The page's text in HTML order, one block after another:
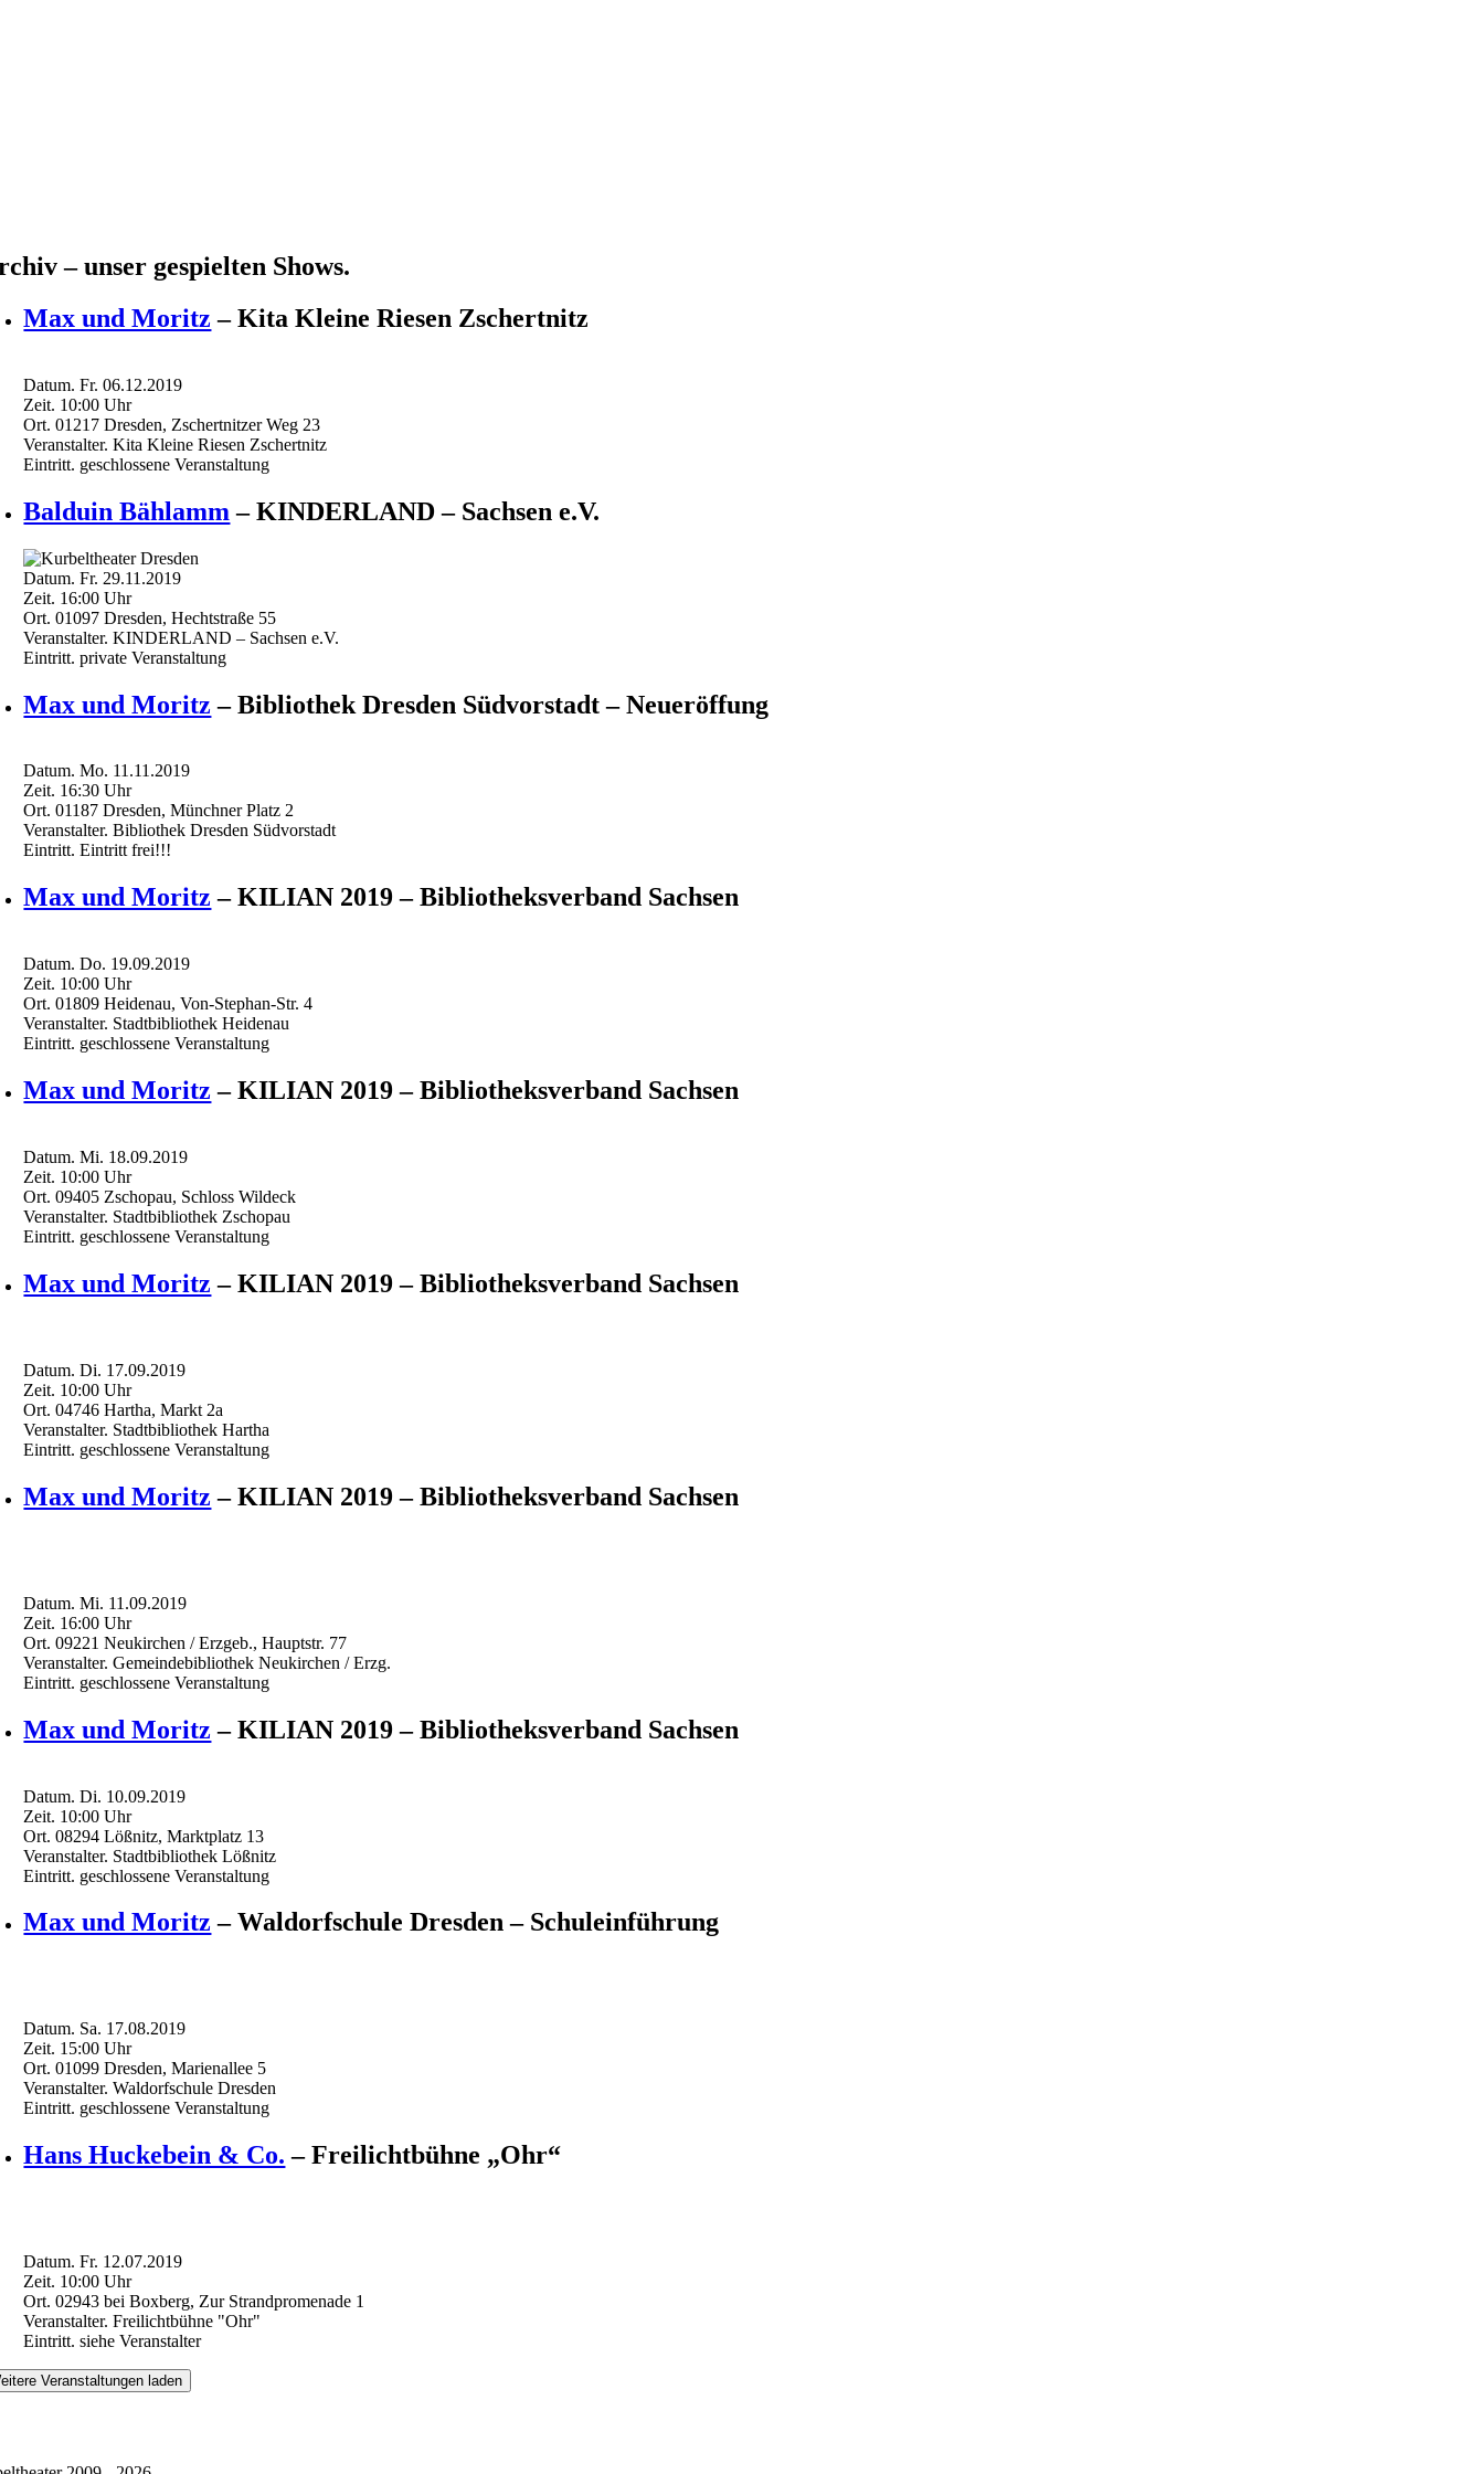
– unser gespielten Shows.
Max und Moritz – Kita Kleine Riesen Zschertnitz
Datum. Fr. 06.12.2019
Zeit. 10:00Uhr
Ort. 01217 Dresden, Zschertnitzer Weg 23
Veranstalter. Kita Kleine Riesen Zschertnitz
Eintritt. geschlossene Veranstaltung
Balduin Bählamm – KINDERLAND – Sachsen e.V.
Datum. Fr. 29.11.2019
Zeit. 16:00Uhr
Ort. 01097 Dresden, Hechtstraße 55
Veranstalter. KINDERLAND – Sachsen e.V.
Eintritt. private Veranstaltung
Max und Moritz – Bibliothek Dresden Südvorstadt – Neueröffung
Datum. Mo. 11.11.2019
Zeit. 16:30Uhr
Ort. 01187 Dresden, Münchner Platz 2
Veranstalter. Bibliothek Dresden Südvorstadt
Eintritt. Eintritt frei!!!
Max und Moritz – KILIAN 2019 – Bibliotheksverband Sachsen
Datum. Do. 19.09.2019
Zeit. 10:00Uhr
Ort. 01809 Heidenau, Von-Stephan-Str. 4
Veranstalter. Stadtbibliothek Heidenau
Eintritt. geschlossene Veranstaltung
Max und Moritz – KILIAN 2019 – Bibliotheksverband Sachsen
Datum. Mi. 18.09.2019
Zeit. 10:00Uhr
Ort. 09405 Zschopau, Schloss Wildeck
Veranstalter. Stadtbibliothek Zschopau
Eintritt. geschlossene Veranstaltung
Max und Moritz – KILIAN 2019 – Bibliotheksverband Sachsen
Datum. Di. 17.09.2019
Zeit. 10:00Uhr
Ort. 04746 Hartha, Markt 2a
Veranstalter. Stadtbibliothek Hartha
Eintritt. geschlossene Veranstaltung
Max und Moritz – KILIAN 2019 – Bibliotheksverband Sachsen
Datum. Mi. 11.09.2019
Zeit. 16:00Uhr
Ort. 09221 Neukirchen / Erzgeb., Hauptstr. 77
Veranstalter. Gemeindebibliothek Neukirchen / Erzg.
Eintritt. geschlossene Veranstaltung
Max und Moritz – KILIAN 2019 – Bibliotheksverband Sachsen
Datum. Di. 10.09.2019
Zeit. 10:00Uhr
Ort. 08294 Lößnitz, Marktplatz 13
Veranstalter. Stadtbibliothek Lößnitz
Eintritt. geschlossene Veranstaltung
Max und Moritz – Waldorfschule Dresden – Schuleinführung
Datum. Sa. 17.08.2019
Zeit. 15:00Uhr
Ort. 01099 Dresden, Marienallee 5
Veranstalter. Waldorfschule Dresden
Eintritt. geschlossene Veranstaltung
Hans Huckebein & Co. – Freilichtbühne „Ohr“
Datum. Fr. 12.07.2019
Zeit. 10:00Uhr
Ort. 02943 bei Boxberg, Zur Strandpromenade 1
Veranstalter. Freilichtbühne "Ohr"
Eintritt. siehe Veranstalter
Veranstaltungen laden